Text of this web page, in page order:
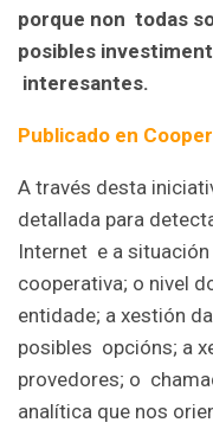
porque non todas
posibles
interesantes.
Publicado en
A través desta
detallada para
Internet e a
cooperativa; o nivel
entidade; a xestión
posibles opcións; a
provedores; o
analítica que nos